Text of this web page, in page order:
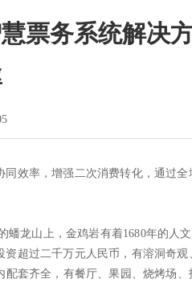
票务系统解决
效率，增强二次消费转化，通过全
龙山上，金鸡岩有着1680年的人
超过二千万元人民币，有溶洞奇观
套齐全，有餐厅、果园、烧烤场、